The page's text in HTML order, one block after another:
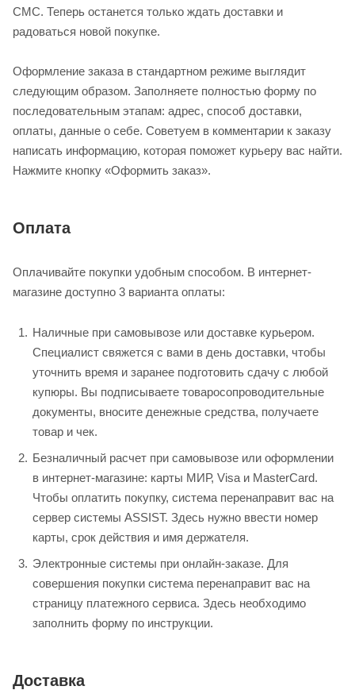
СМС. Теперь останется только ждать доставки и
радоваться новой покупке.
Оформление заказа в стандартном режиме выглядит
следующим образом. Заполняете полностью форму по
последовательным этапам: адрес, способ доставки,
оплаты, данные о себе. Советуем в комментарии к заказу
написать информацию, которая поможет курьеру вас найти.
Нажмите кнопку «Оформить заказ».
Оплата
Оплачивайте покупки удобным способом. В интернет-
магазине доступно 3 варианта оплаты:
Наличные при самовывозе или доставке курьером.
Специалист свяжется с вами в день доставки, чтобы
уточнить время и заранее подготовить сдачу с любой
купюры. Вы подписываете товаросопроводительные
документы, вносите денежные средства, получаете
товар и чек.
Безналичный расчет при самовывозе или оформлении
в интернет-магазине: карты МИР, Visa и MasterCard.
Чтобы оплатить покупку, система перенаправит вас на
сервер системы ASSIST. Здесь нужно ввести номер
карты, срок действия и имя держателя.
Электронные системы при онлайн-заказе. Для
совершения покупки система перенаправит вас на
страницу платежного сервиса. Здесь необходимо
заполнить форму по инструкции.
Доставка